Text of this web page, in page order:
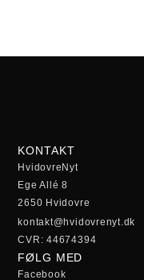
KONTAKT
HvidovreNyt
Ege Allé 8
2650 Hvidovre
kontakt@hvidovrenyt.dk
CVR: 44674394
FØLG MED
Facebook